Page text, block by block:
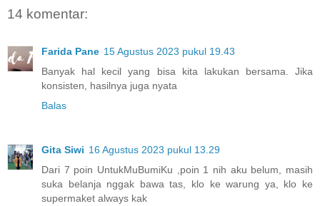
14 komentar:
Farida Pane 15 Agustus 2023 pukul 19.43
Banyak hal kecil yang bisa kita lakukan bersama. Jika
konsisten, hasilnya juga nyata
Balas
Gita Siwi 16 Agustus 2023 pukul 13.29
Dari 7 poin UntukMuBumiKu ,poin 1 nih aku belum, masih
suka belanja nggak bawa tas, klo ke warung ya, klo ke
supermaket always kak